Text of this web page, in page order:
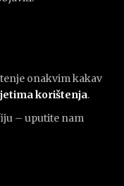
onakvim kakav
korištenja.
– uputite nam